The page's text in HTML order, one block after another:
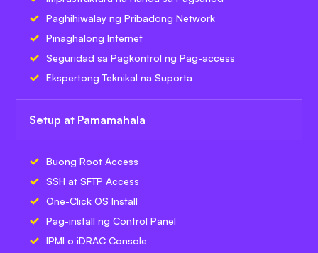
Paghihiwalay ng Pribadong Network
Pinaghalong Internet
Seguridad sa Pagkontrol ng Pag-access
Ekspertong Teknikal na Suporta
Setup at Pamamahala
Buong Root Access
SSH at SFTP Access
One-Click OS Install
Pag-install ng Control Panel
IPMI o iDRAC Console